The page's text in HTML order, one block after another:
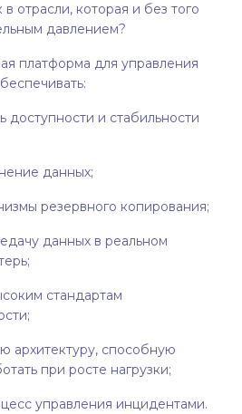
отрасли, которая и без того
давлением?
платформа для управления
доступности и стабильности
данных;
резервного копирования;
данных в реальном
стандартам
архитектуру, способную
при росте нагрузки;
управления инцидентами.